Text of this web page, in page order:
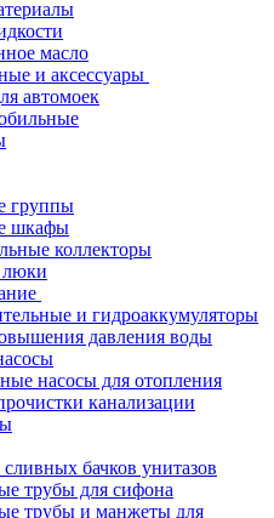
масло
и аксессуары
автомоек
группы
шкафы
коллекторы
люки
и гидроаккумуляторы
давления воды
насосы для отопления
канализации
бачков унитазов
трубы для сифона
трубы и манжеты для